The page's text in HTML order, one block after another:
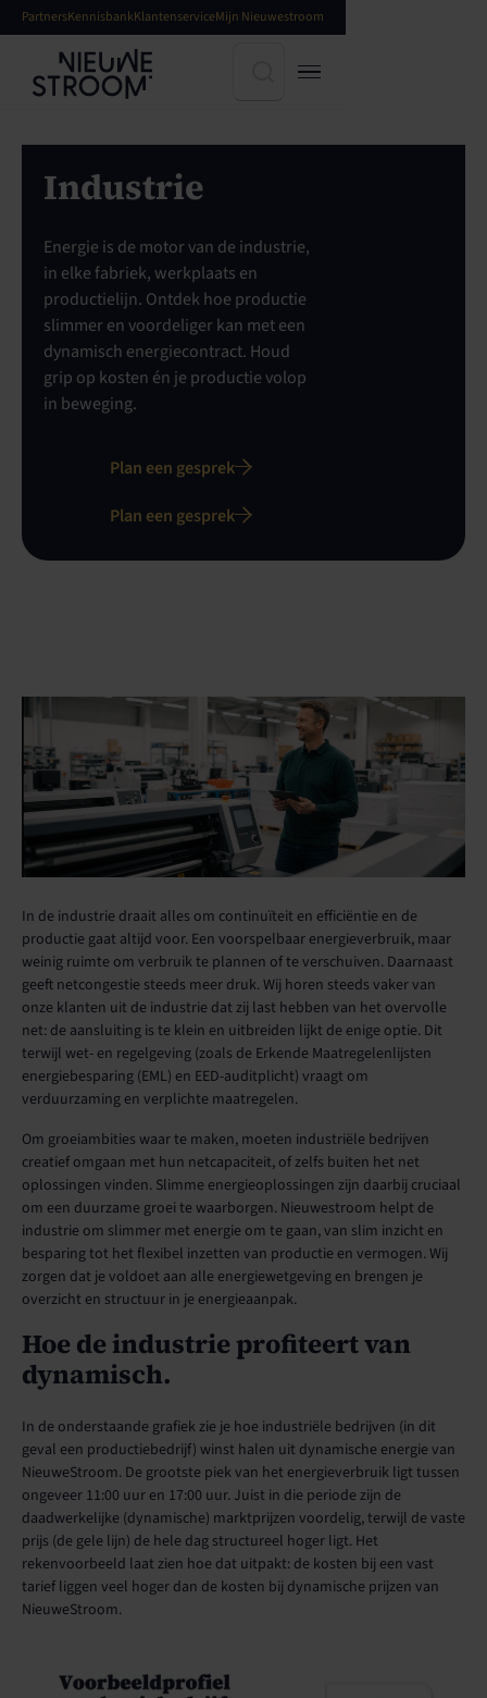
PartnersKennisbankKlantenserviceMijn Nieuwestroom
Industrie
Energie is de motor van de industrie,
in elke fabriek, werkplaats en
productielijn. Ontdek hoe productie
slimmer en voordeliger kan met een
dynamisch energiecontract. Houd
grip op kosten én je productie volop
in beweging.
Plan een gesprek
Plan een gesprek
Zo helpt NieuweStroom de
industrie vooruit.
In de industrie draait alles om continuïteit en efficiëntie en de
productie gaat altijd voor. Een voorspelbaar energieverbruik, maar
weinig ruimte om verbruik te plannen of te verschuiven. Daarnaast
geeft netcongestie steeds meer druk. Wij horen steeds vaker van
onze klanten uit de industrie dat zij last hebben van het overvolle
net: de aansluiting is te klein en uitbreiden lijkt de enige optie. Dit
terwijl wet- en regelgeving (zoals de Erkende Maatregelenlijsten
energiebesparing (EML) en EED-auditplicht) vraagt om
verduurzaming en verplichte maatregelen.
Om groeiambities waar te maken, moeten industriële bedrijven
creatief omgaan met hun netcapaciteit, of zelfs buiten het net
oplossingen vinden. Slimme energieoplossingen zijn daarbij cruciaal
om een duurzame groei te waarborgen. Nieuwestroom helpt de
industrie om slimmer met energie om te gaan, van slim inzicht en
besparing tot het flexibel inzetten van productie en vermogen. Wij
zorgen dat je voldoet aan alle energiewetgeving en brengen je
overzicht en structuur in je energieaanpak.
Hoe de industrie profiteert van
dynamisch.
In de onderstaande grafiek zie je hoe industriële bedrijven (in dit
geval een productiebedrijf) winst halen uit dynamische energie van
NieuweStroom. De grootste piek van het energieverbruik ligt tussen
ongeveer 11:00 uur en 17:00 uur. Juist in die periode zijn de
daadwerkelijke (dynamische) marktprijzen voordelig, terwijl de vaste
prijs (de gele lijn) de hele dag structureel hoger ligt. Het
rekenvoorbeeld laat zien hoe dat uitpakt: de kosten bij een vast
tarief liggen veel hoger dan de kosten bij dynamische prijzen van
NieuweStroom.